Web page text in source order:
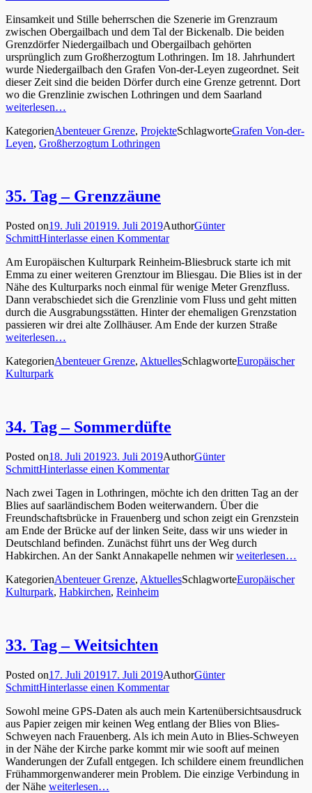
Einsamkeit und Stille beherrschen die Szenerie im Grenzraum
zwischen Obergailbach und dem Tal der Bickenalb. Die beiden
Grenzdörfer Niedergailbach und Obergailbach gehörten
ursprünglich zum Großherzogtum Lothringen. Im 18. Jahrhundert
wurde Niedergailbach den Grafen Von-der-Leyen zugeordnet. Seit
dieser Zeit sind die beiden Dörfer durch eine Grenze getrennt. Dort
wo die Grenzlinie zwischen Lothringen und dem Saarland
weiterlesen…
KategorienAbenteuer Grenze, ProjekteSchlagworteGrafen Von-der-
Leyen, Großherzogtum Lothringen
35. Tag – Grenzzäune
Posted on19. Juli 201919. Juli 2019AuthorGünter
SchmittHinterlasse einen Kommentar
Am Europäischen Kulturpark Reinheim-Bliesbruck starte ich mit
Emma zu einer weiteren Grenztour im Bliesgau. Die Blies ist in der
Nähe des Kulturparks noch einmal für wenige Meter Grenzfluss.
Dann verabschiedet sich die Grenzlinie vom Fluss und geht mitten
durch die Ausgrabungsstätten. Hinter der ehemaligen Grenzstation
passieren wir drei alte Zollhäuser. Am Ende der kurzen Straße
weiterlesen…
KategorienAbenteuer Grenze, AktuellesSchlagworteEuropäischer
Kulturpark
34. Tag – Sommerdüfte
Posted on18. Juli 201923. Juli 2019AuthorGünter
SchmittHinterlasse einen Kommentar
Nach zwei Tagen in Lothringen, möchte ich den dritten Tag an der
Blies auf saarländischem Boden weiterwandern. Über die
Freundschaftsbrücke in Frauenberg und schon zeigt ein Grenzstein
am Ende der Brücke auf der linken Seite, dass wir uns wieder in
Deutschland befinden. Zunächst führt uns der Weg durch
Habkirchen. An der Sankt Annakapelle nehmen wirweiterlesen…
KategorienAbenteuer Grenze, AktuellesSchlagworteEuropäischer
Kulturpark, Habkirchen, Reinheim
33. Tag – Weitsichten
Posted on17. Juli 201917. Juli 2019AuthorGünter
SchmittHinterlasse einen Kommentar
Sowohl meine GPS-Daten als auch mein Kartenübersichtsausdruck
aus Papier zeigen mir keinen Weg entlang der Blies von Blies-
Schweyen nach Frauenberg. Als ich mein Auto in Blies-Schweyen
in der Nähe der Kirche parke kommt mir wie sooft auf meinen
Wanderungen der Zufall entgegen. Ich schildere einem freundlichen
Frühammorgenwanderer mein Problem. Die einzige Verbindung in
der Nähe weiterlesen…